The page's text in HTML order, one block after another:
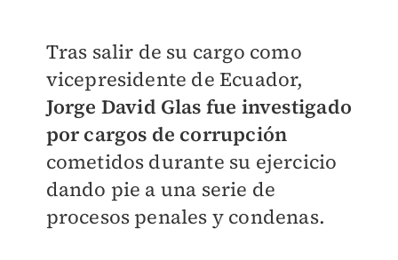
Tras salir de su cargo como
vicepresidente de Ecuador,
Jorge David Glas fue investigado
por cargos de corrupción
cometidos durante su ejercicio
dando pie a una serie de
procesos penales y condenas.